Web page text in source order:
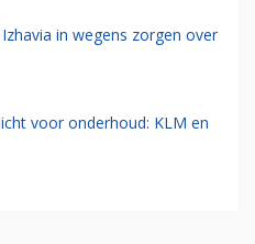
in wegens zorgen over
voor onderhoud: KLM en